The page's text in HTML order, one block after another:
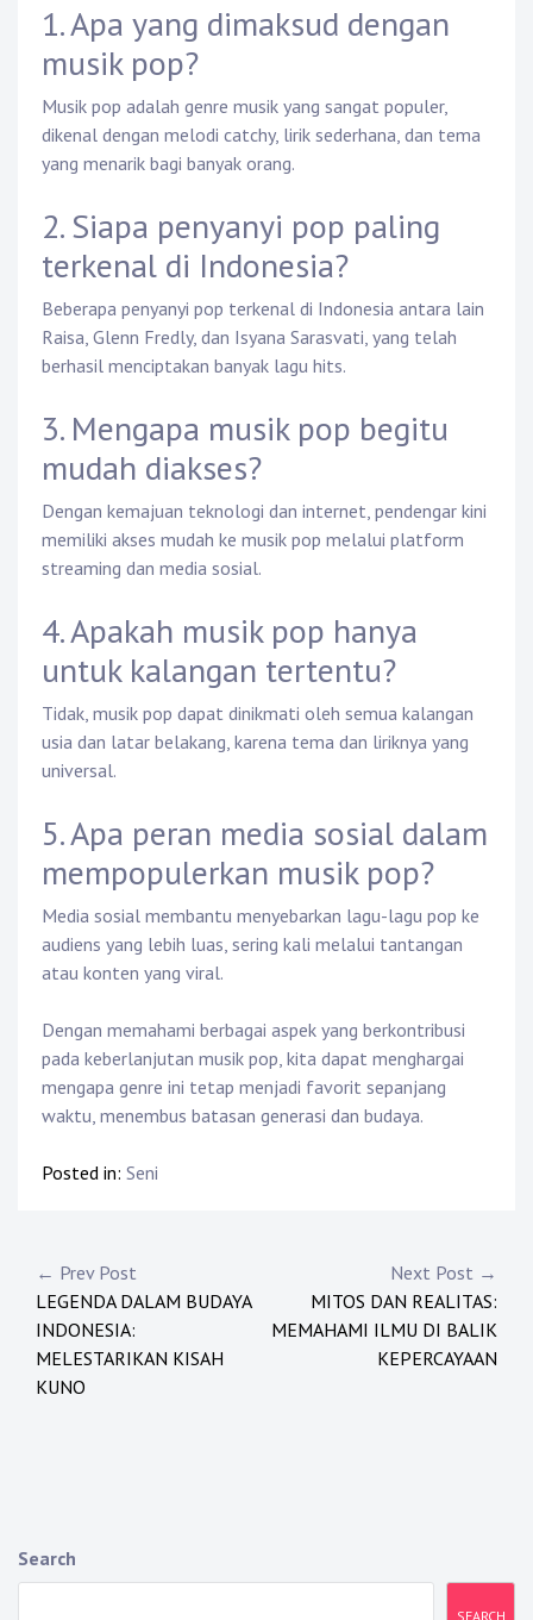
1. Apa yang dimaksud dengan
musik pop?
Musik pop adalah genre musik yang sangat populer,
dikenal dengan melodi catchy, lirik sederhana, dan tema
yang menarik bagi banyak orang.
2. Siapa penyanyi pop paling
terkenal di Indonesia?
Beberapa penyanyi pop terkenal di Indonesia antara lain
Raisa, Glenn Fredly, dan Isyana Sarasvati, yang telah
berhasil menciptakan banyak lagu hits.
3. Mengapa musik pop begitu
mudah diakses?
Dengan kemajuan teknologi dan internet, pendengar kini
memiliki akses mudah ke musik pop melalui platform
streaming dan media sosial.
4. Apakah musik pop hanya
untuk kalangan tertentu?
Tidak, musik pop dapat dinikmati oleh semua kalangan
usia dan latar belakang, karena tema dan liriknya yang
universal.
5. Apa peran media sosial dalam
mempopulerkan musik pop?
Media sosial membantu menyebarkan lagu-lagu pop ke
audiens yang lebih luas, sering kali melalui tantangan
atau konten yang viral.
Dengan memahami berbagai aspek yang berkontribusi
pada keberlanjutan musik pop, kita dapat menghargai
mengapa genre ini tetap menjadi favorit sepanjang
waktu, menembus batasan generasi dan budaya.
Posted in: Seni
Post
navigation
← Prev Post
LEGENDA DALAM BUDAYA
INDONESIA:
MELESTARIKAN KISAH
KUNO
Next Post →
MITOS DAN REALITAS:
MEMAHAMI ILMU DI BALIK
KEPERCAYAAN
Search
SEARCH